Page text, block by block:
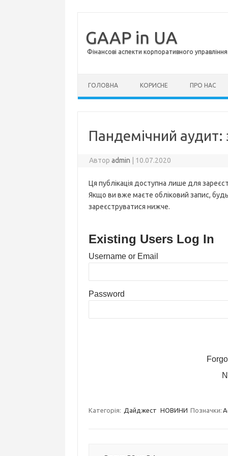
GAAP in UA
Фінансові аспекти корпоративного
ГОЛОВНА КОРИСНЕ ПРО НАС
Пандемічний аудит:
Авторadmin 10.07.2020
Ця публікація доступна лише для
Якщо ви вже маєте обліковий запис,
зареєструватися нижче.
Existing Users Log In
Username or Email
Password
Категорія: Дайджест НОВИНИ Позначки: